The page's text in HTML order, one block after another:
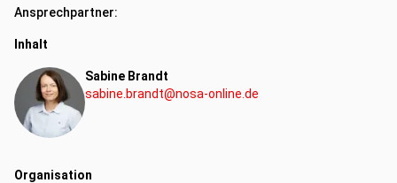
Ansprechpartner:
Inhalt
Sabine Brandt
sabine.brandt@nosa-online.de
Organisation